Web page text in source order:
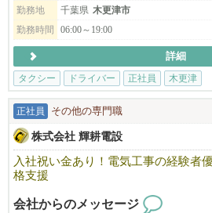
京成タクシーかずさでは、未経験者の
が整っています。
働く上で、不安に思うことに「道がわ
応がわからない」などがありますが
一人ひとりに合った研修を行っておりま
【会社説明会のおしらせ】
会社説明会は木更津・袖ケ浦・館山等
館のご都合により中止になる可能性が
スケジュールはこちらからご確認いた
https://www.keiseitaxi.jp/kazusa/
勤務地
千葉県 木更津市
勤務時間
06:00～19:00
詳細
タクシー
ドライバー 正社員 木更津
正社員 その他の専門職
株式会社 輝耕電設
入社祝い金あり！電気工事の経験者
格支援
会社からのメッセージ